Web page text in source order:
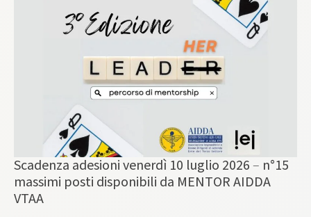
Scadenza adesioni venerdì 10 luglio 2026– n°15
massimi posti disponibili da MENTOR AIDDA
VTAA